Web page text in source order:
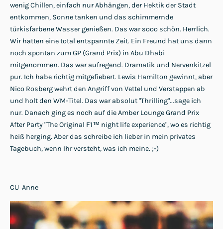
wenig Chillen, einfach nur Abhängen, der Hektik der Stadt
entkommen, Sonne tanken und das schimmernde
türkisfarbene Wasser genießen. Das war sooo schön. Herrlich.
Wir hatten eine total entspannte Zeit. Ein Freund hat uns dann
noch spontan zum GP (Grand Prix) in Abu Dhabi
mitgenommen. Das war aufregend. Dramatik und Nervenkitzel
pur. Ich habe richtig mitgefiebert. Lewis Hamilton gewinnt, aber
Nico Rosberg wehrt den Angriff von Vettel und Verstappen ab
und holt den WM-Titel. Das war absolut "Thrilling"...sage ich
nur. Danach ging es noch auf die Amber Lounge Grand Prix
After Party "The Original F1™ night life experience", wo es richtig
heiß herging. Aber das schreibe ich lieber in mein privates
Tagebuch, wenn Ihr versteht, was ich meine. ;-)
CU Anne